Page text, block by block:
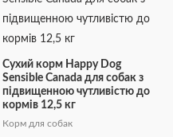
Сухий корм Happy Dog
Sensible Canada для собак з
підвищенною чутливістю до
кормів 12,5 кг
Корм для собак